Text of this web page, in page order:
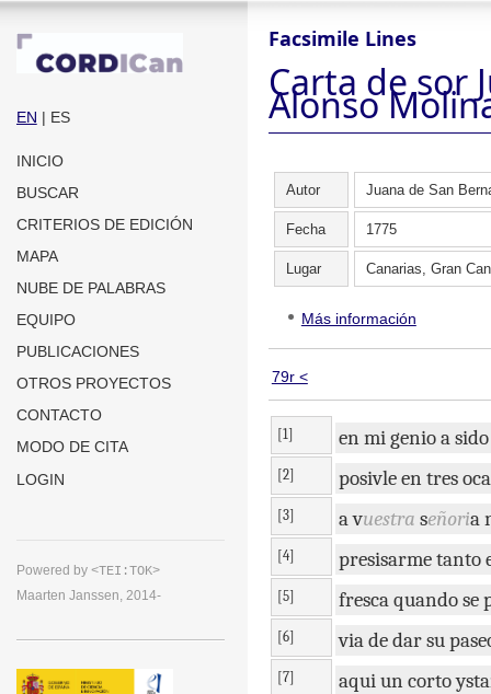
EN | ES
INICIO
BUSCAR
CRITERIOS DE EDICIÓN
MAPA
NUBE DE PALABRAS
EQUIPO
PUBLICACIONES
OTROS PROYECTOS
CONTACTO
MODO DE CITA
LOGIN
Powered by <TEI:TOK>
Maarten Janssen, 2014-
Facsimile Lines
Carta de sor
Alonso
Autor Juana de San
Fecha 1775
Lugar Canarias, Gran
Más información
79r <
[1] en migenioasido
[2] posivleen tres
[3] avuestra señoria
[4] presisarmetanto
[5] frescaquandose
[6] viadedarsu
[7] aquiun corto